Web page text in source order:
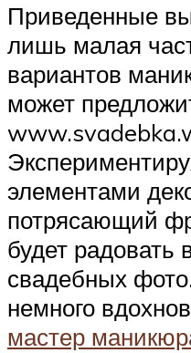
Приведенные
лишь малая
вариантов
может
элементами
потрясающий
будет радовать
свадебных
немного
мастер